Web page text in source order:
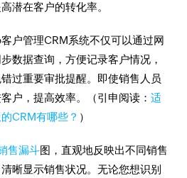
潜在客户的转化率。
户管理CRM系统不仅可以通过网
数据查询，方便记录客户情况，
过重要审批提醒。即使销售人员
户，提高效率。（引申阅读：适
CRM有哪些？ ）
售漏斗图，直观地反映出不同销售
晰显示销售状况。无论您想识别